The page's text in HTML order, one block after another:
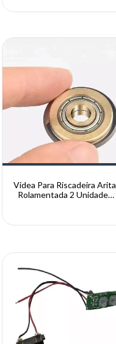
Videa Para Riscadeira Arita
Rolamentada 2 Unidades